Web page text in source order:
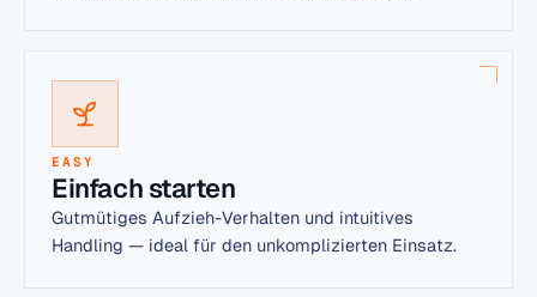
EASY
Einfach starten
Gutmütiges Aufzieh-Verhalten und intuitives
Handling — ideal für den unkomplizierten Einsatz.